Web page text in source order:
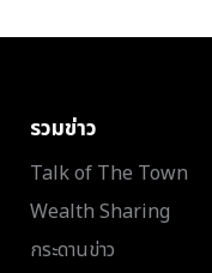
รวมข่าว
Talk of The Town
Wealth Sharing
กระดานข่าว